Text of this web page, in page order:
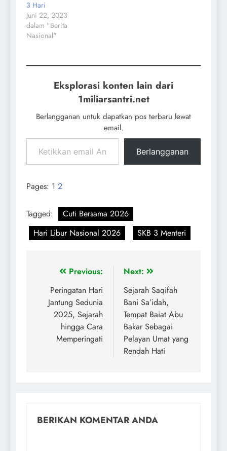
3 Hari
Juni 22, 2023
dalam "Berita
Nasional"
Eksplorasi konten lain dari
1miliarsantri.net
Berlangganan untuk dapatkan pos terbaru lewat
email.
Berlangganan
Pages: 1 2
Tagged:
Cuti Bersama 2026
Hari Libur Nasional 2026
SKB 3 Menteri
Previous:
Peringatan Hari
Jantung Sedunia
2025, Sejarah
hingga Cara
Memperingati
Next:
Sejarah Saqifah
Bani Sa’idah,
Tempat Baiat Abu
Bakar Sebagai
Pelayan Umat yang
Rendah Hati
BERIKAN KOMENTAR ANDA